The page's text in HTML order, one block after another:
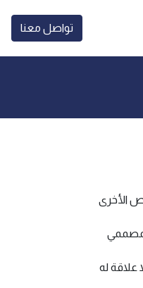
تواصل معنا
الأخرى
لمصممي
له